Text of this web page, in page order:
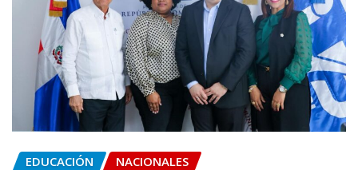
EDUCACIÓN NACIONALES